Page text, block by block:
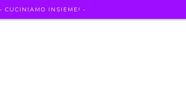
• CUCINIAMO INSIEME! •